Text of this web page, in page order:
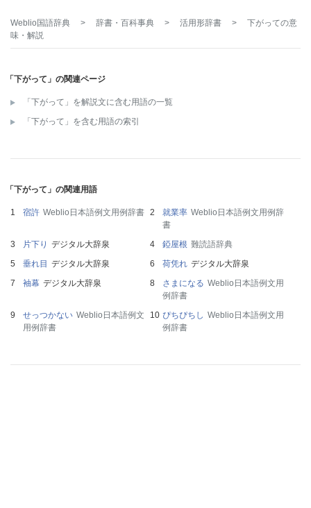
Weblio国語辞典 > 辞書・百科事典 > 活用形辞書 > 下がっての意
味・解説
「下がって」の関連ページ
「下がって」を解説文に含む用語の一覧
「下がって」を含む用語の索引
「下がって」の関連用語
宿許 Weblio日本語例文用例辞書 就業率 Weblio日本語例文用例辞
書
片下り デジタル大辞泉 錏屋根 難読語辞典
垂れ目 デジタル大辞泉 荷凭れ デジタル大辞泉
袖幕 デジタル大辞泉 さまになる Weblio日本語例文用
例辞書
せっつかない Weblio日本語例文
用例辞書
ぴちぴちし Weblio日本語例文用
例辞書